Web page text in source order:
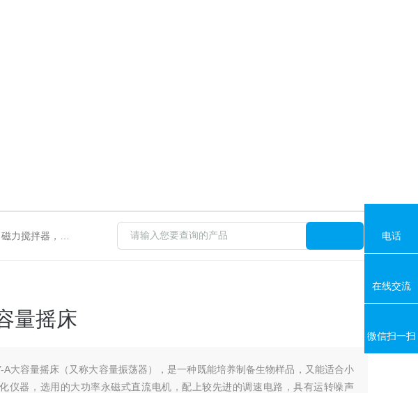
电阻炉，不锈钢真空干燥箱
量摇床
A大容量摇床（又称大容量振荡器），是一种既能培养制备生物样品，又能适合小
仪器，选用的大功率永磁式直流电机，配上较先进的调速电路，具有运转噪声
电话
在线交流
微信扫一扫